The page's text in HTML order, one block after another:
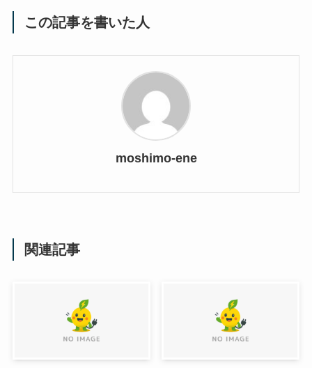
この記事を書いた人
moshimo-ene
関連記事